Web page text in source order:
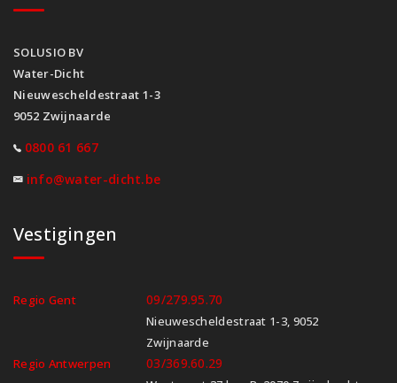
SOLUSIO BV
Water-Dicht
Nieuwescheldestraat 1-3
9052 Zwijnaarde
0800 61 667
info@water-dicht.be
Vestigingen
Regio Gent 09/279.95.70
Nieuwescheldestraat 1-3, 9052
Zwijnaarde
Regio Antwerpen
03/369.60.29